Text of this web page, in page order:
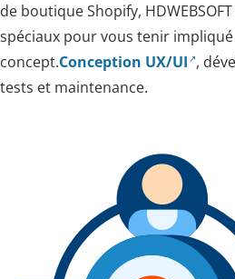
de boutique Shopify,
spéciaux pour vous tenir
concept.Conception UX/UI ,
tests et maintenance.